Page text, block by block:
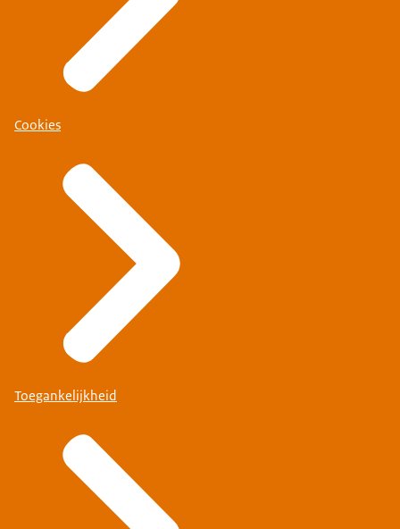
Cookies
Toegankelijkheid